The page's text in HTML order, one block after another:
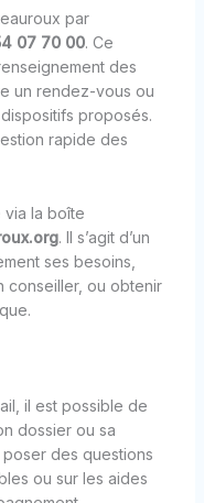
par
07 70 00. Ce
des
un rendez-vous ou
proposés.
rapide des
via la boîte
. Il s’agit d’un
ses besoins,
conseiller, ou obtenir
il est possible de
dossier ou sa
des questions
ou sur les aides